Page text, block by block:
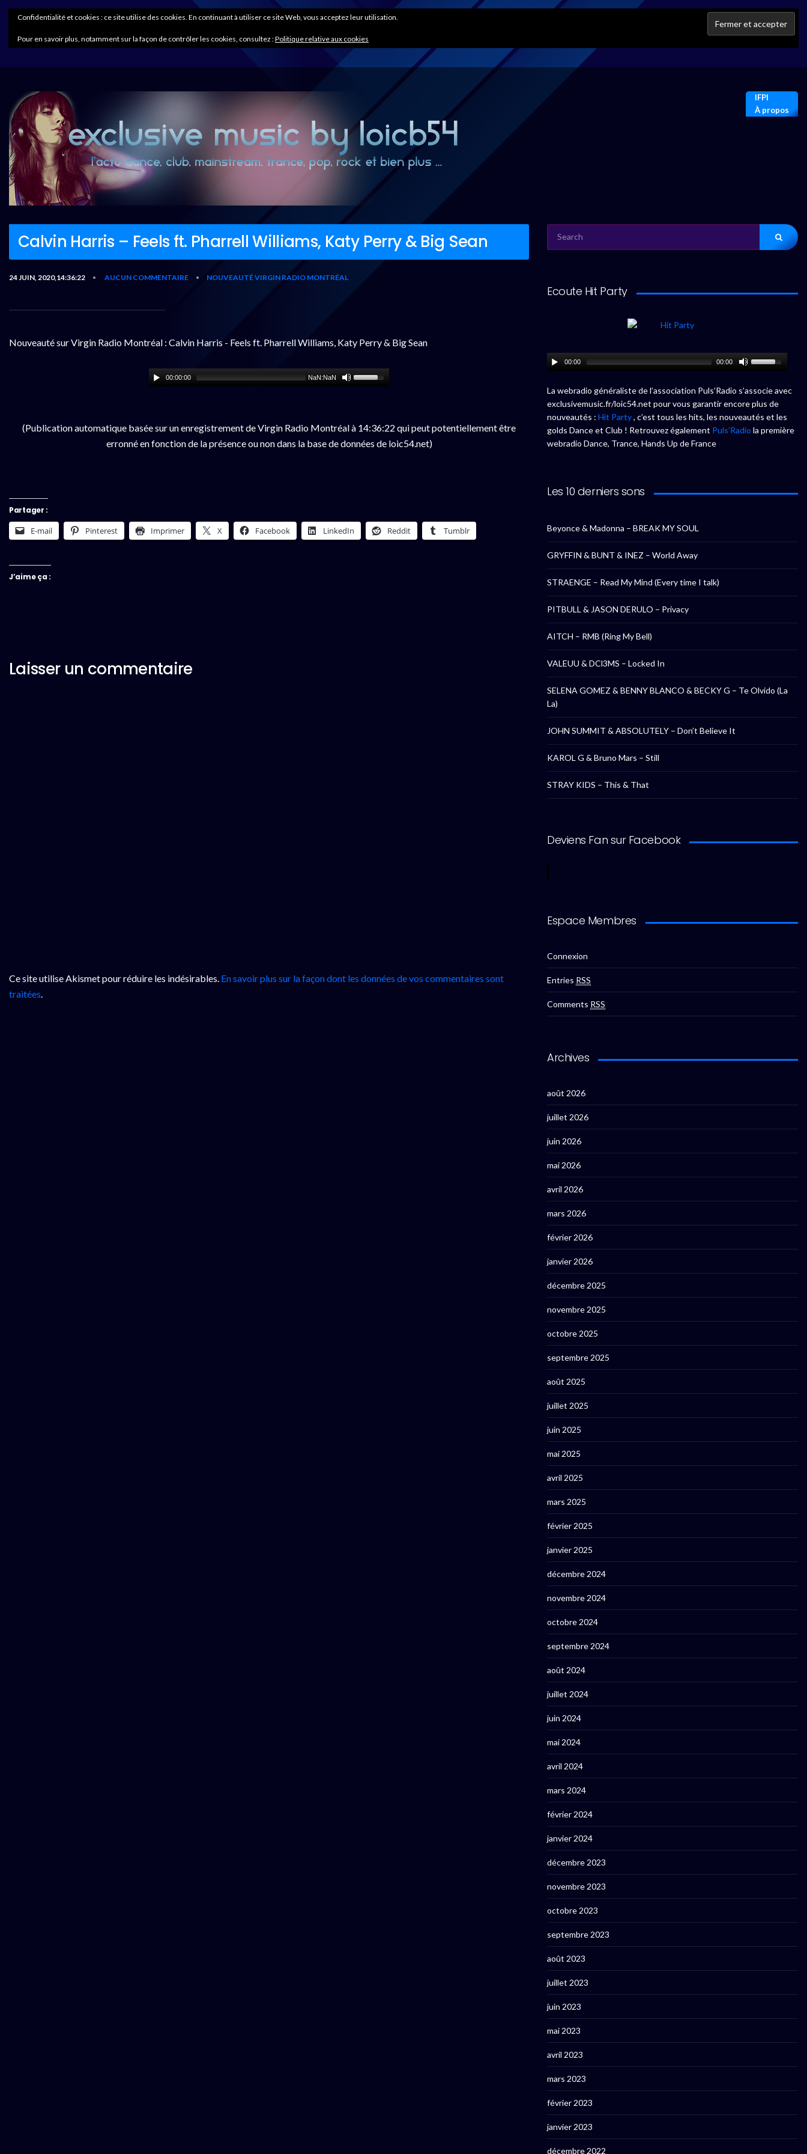
IFPI
À propos
Calvin Harris – Feels ft. Pharrell Williams, Katy Perry & Big Sean
24 JUIN, 2020,14:36:22 • AUCUN COMMENTAIRE • NOUVEAUTÉ VIRGIN RADIO MONTRÉAL
Nouveauté sur Virgin Radio Montréal : Calvin Harris - Feels ft. Pharrell Williams, Katy Perry & Big Sean
00:00:00 NaN:NaN
(Publication automatique basée sur un enregistrement de Virgin Radio Montréal à 14:36:22 qui peut potentiellement être
erronné en fonction de la présence ou non dans la base de données de loic54.net)
Partager :
E-mail Pinterest Imprimer X Facebook LinkedIn Reddit Tumblr
J’aime ça :
Laisser un commentaire
Ce site utilise Akismet pour réduire les indésirables. En savoir plus sur la façon dont les données de vos commentaires sont
traitées.
FOR:
Ecoute Hit Party
00:00 00:00
La webradio généraliste de l’association Puls’Radio s’associe avec
exclusivemusic.fr/loic54.net pour vous garantir encore plus de
nouveautés : Hit Party, c’est tous les hits, les nouveautés et les
golds Dance et Club ! Retrouvez également Puls’Radio la première
webradio Dance, Trance, Hands Up de France
Les 10 derniers sons
Beyonce & Madonna – BREAK MY SOUL
GRYFFIN & BUNT & INEZ – World Away
STRAENGE – Read My Mind (Every time I talk)
PITBULL & JASON DERULO – Privacy
AITCH – RMB (Ring My Bell)
VALEUU & DCl3MS – Locked In
SELENA GOMEZ & BENNY BLANCO & BECKY G – Te Olvido (La
La)
JOHN SUMMIT & ABSOLUTELY – Don’t Believe It
KAROL G & Bruno Mars – Still
STRAY KIDS – This & That
Deviens Fan sur Facebook
Espace Membres
Connexion
Entries RSS
Comments RSS
Archives
août 2026
juillet 2026
juin 2026
mai 2026
avril 2026
mars 2026
février 2026
janvier 2026
décembre 2025
novembre 2025
octobre 2025
septembre 2025
août 2025
juillet 2025
juin 2025
mai 2025
avril 2025
mars 2025
février 2025
janvier 2025
décembre 2024
novembre 2024
octobre 2024
septembre 2024
août 2024
juillet 2024
juin 2024
mai 2024
avril 2024
mars 2024
février 2024
janvier 2024
décembre 2023
novembre 2023
octobre 2023
septembre 2023
août 2023
juillet 2023
juin 2023
mai 2023
avril 2023
mars 2023
février 2023
janvier 2023
décembre 2022
Confidentialité et cookies : ce site utilise des cookies. En continuant à utiliser ce site Web, vous acceptez leur utilisation.
Pour en savoir plus, notamment sur la façon de contrôler les cookies, consultez :Politique relative aux cookies